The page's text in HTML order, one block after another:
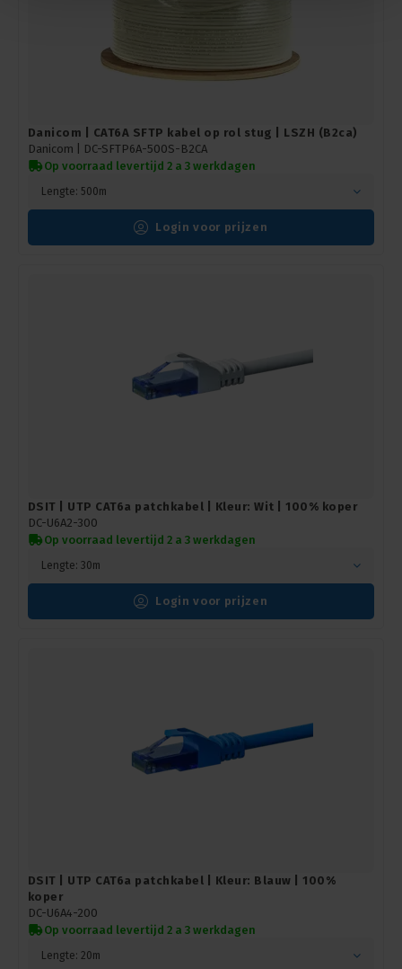
Danicom | CAT6A SFTP kabel op rol stug | LSZH (B2ca)
Danicom |
DC-SFTP6A-500S-B2CA
Op voorraad levertijd 2 a 3 werkdagen
Lengte: 500m
Login voor prijzen
DSIT | UTP CAT6a patchkabel | Kleur: Wit | 100% koper
DC-U6A2-300
Op voorraad levertijd 2 a 3 werkdagen
Lengte: 30m
Login voor prijzen
DSIT | UTP CAT6a patchkabel | Kleur: Blauw | 100%
koper
DC-U6A4-200
Op voorraad levertijd 2 a 3 werkdagen
Lengte: 20m